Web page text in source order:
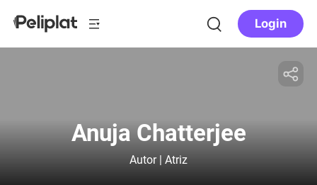
Login
Anuja Chatterjee
Autor | Atriz